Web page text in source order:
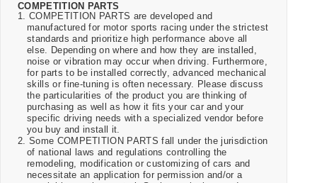
COMPETITION PARTS
1. COMPETITION PARTS are developed and
manufactured for motor sports racing under the strictest
standards and prioritize high performance above all
else. Depending on where and how they are installed,
noise or vibration may occur when driving. Furthermore,
for parts to be installed correctly, advanced mechanical
skills or fine-tuning is often necessary. Please discuss
the particularities of the product you are thinking of
purchasing as well as how it fits your car and your
specific driving needs with a specialized vendor before
you buy and install it.
2. Some COMPETITION PARTS fall under the jurisdiction
of national laws and regulations controlling the
remodeling, modification or customizing of cars and
necessitate an application for permission and/or a